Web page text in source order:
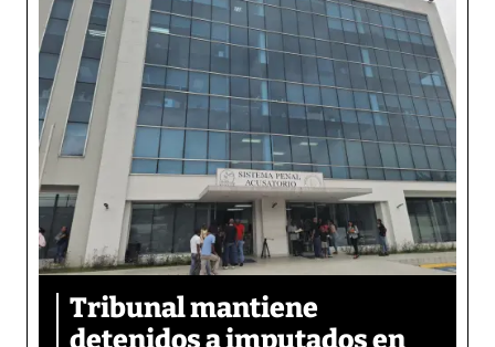
Tribunal mantiene
detenidos a imputados en